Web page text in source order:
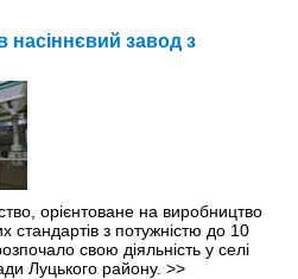
насіннєвий завод з
орієнтоване на виробництво
стандартів з потужністю до 10
свою діяльність у селі
Луцького району. >>